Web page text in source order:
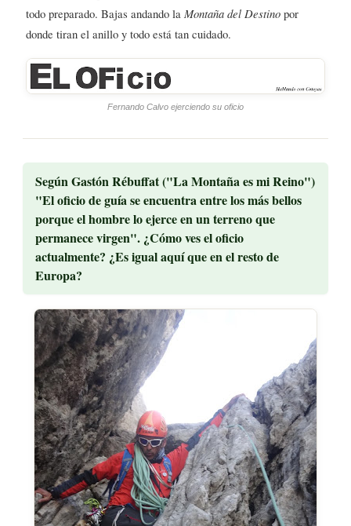
todo preparado. Bajas andando la Montaña del Destino por
donde tiran el anillo y todo está tan cuidado.
Fernando Calvo ejerciendo su oficio
Según Gastón Rébuffat ("La Montaña es mi Reino")
"El oficio de guía se encuentra entre los más bellos
porque el hombre lo ejerce en un terreno que
permanece virgen". ¿Cómo ves el oficio
actualmente? ¿Es igual aquí que en el resto de
Europa?